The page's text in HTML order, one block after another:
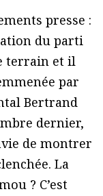
presse :
du parti
terrain et il
par
Bertrand
dernier,
de montrer
La
? C’est